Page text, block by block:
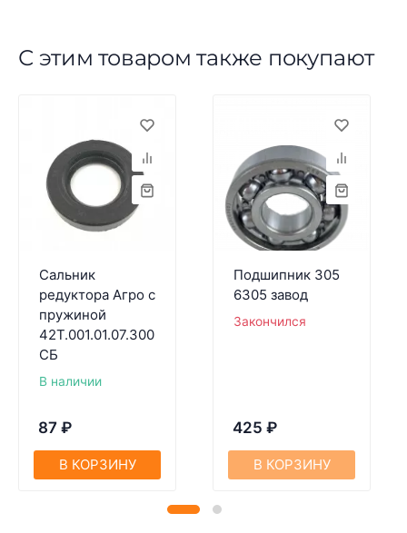
С этим товаром также покупают
Сальник
редуктора Агро с
пружиной
42Т.001.01.07.300
СБ
В наличии
87 ₽
В КОРЗИНУ
Подшипник 305
6305 завод
Закончился
425 ₽
В КОРЗИНУ